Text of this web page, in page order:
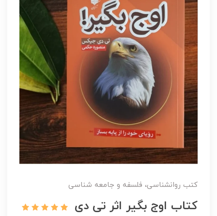
کتب روانشناسی، فلسفه و جامعه شناسی
کتاب اوج بگیر اثر تی دی